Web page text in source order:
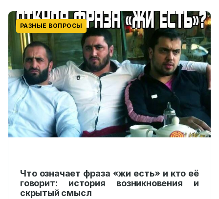
РАЗНЫЕ ВОПРОСЫ
Что означает фраза «жи есть» и кто её
говорит: история возникновения и
скрытый смысл